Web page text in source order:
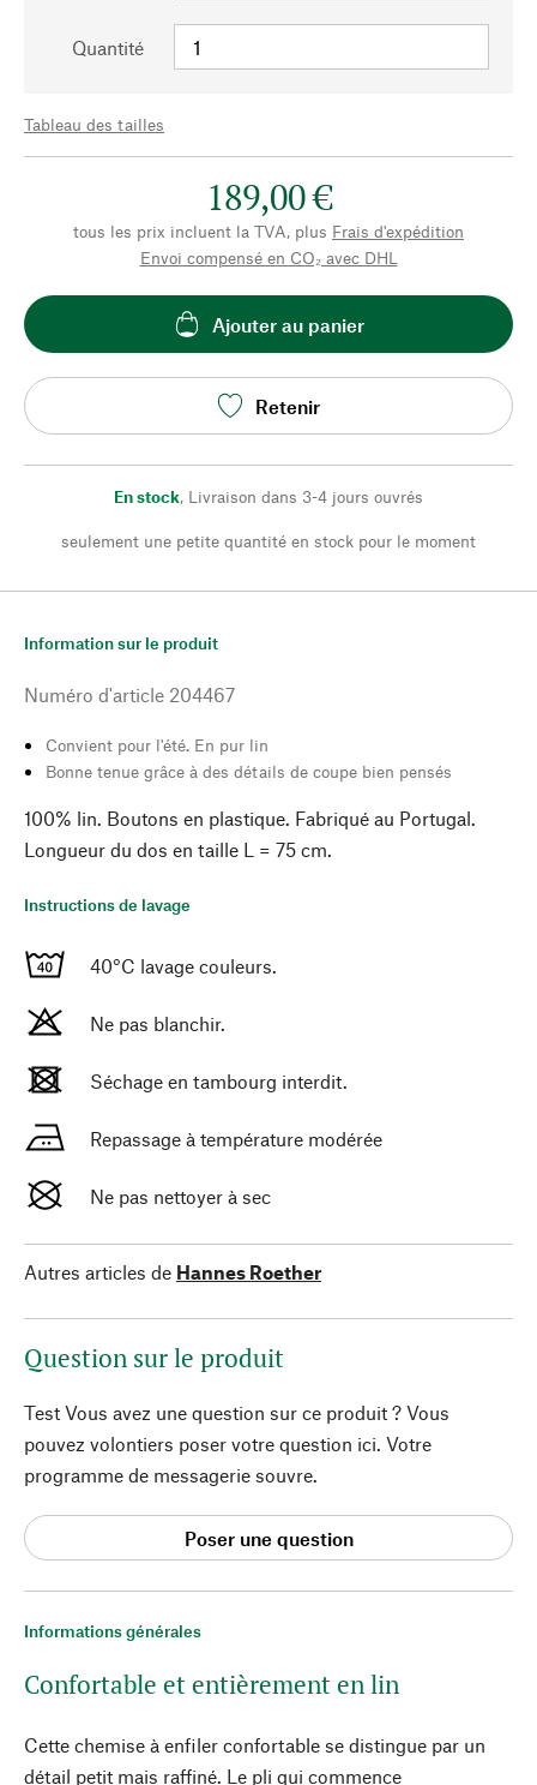
Quantité
Tableau des tailles
189,00 €
tous les prix incluent la TVA, plus Frais d'expédition
Envoi compensé en CO₂ avec DHL
Ajouter au panier
Retenir
En stock, Livraison dans 3-4 jours ouvrés
seulement une petite quantité en stock pour le moment
Informations générales
Confortable et entièrement en lin
Cette chemise à enfiler confortable se distingue par un
détail petit mais raffiné. Le pli qui commence
Information sur le produit
Numéro d'article 204467
Convient pour l'été. En pur lin
Bonne tenue grâce à des détails de coupe bien pensés
100% lin. Boutons en plastique. Fabriqué au Portugal.
Longueur du dos en taille L = 75 cm.
Instructions de lavage
40°C lavage couleurs.
Ne pas blanchir.
Séchage en tambourg interdit.
Repassage à température modérée
Ne pas nettoyer à sec
Autres articles de Hannes Roether
Question sur le produit
Test Vous avez une question sur ce produit ? Vous
pouvez volontiers poser votre question ici. Votre
programme de messagerie souvre.
Poser une question